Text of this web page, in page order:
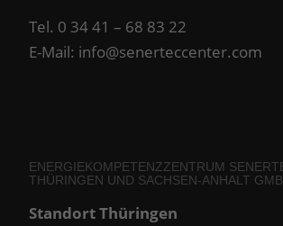
Tel. 0 34 41 – 68 83 22
E-Mail: info@senerteccenter.com
ENERGIEKOMPETENZZENTRUM
THÜRINGEN UND SACHSEN-ANHALT
Standort Thüringen